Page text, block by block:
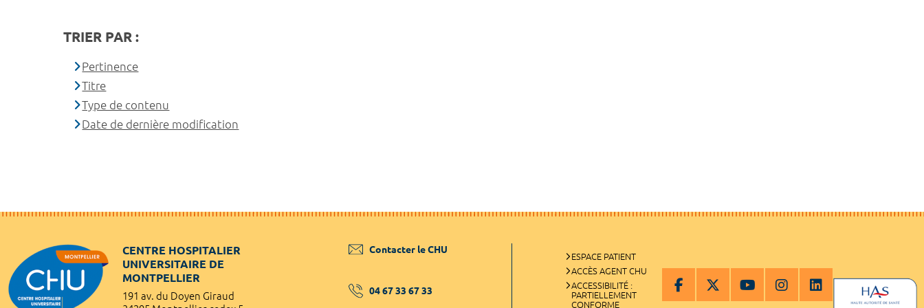
TRIER PAR :
Pertinence
Titre
Type de contenu
Date de dernière modification
CENTRE HOSPITALIER
UNIVERSITAIRE DE
MONTPELLIER
191 av. du Doyen Giraud
Contacter le CHU
04 67 33 67 33
ESPACE PATIENT
ACCÈS AGENT CHU
ACCESSIBILITÉ :
PARTIELLEMENT
CONFORME